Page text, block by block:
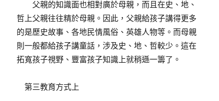
父親的知識面也相對廣於母親，而且在史、地、
哲上父親往往精於母親。因此，父親給孩子講得更多
的是歷史故事、各地民情風俗、英雄人物等。而母親
則一般都給孩子講童話，涉及史、地、哲較少。這在
拓寬孩子視野、豐富孩子知識上就稍遜一籌了。
第三教育方式上